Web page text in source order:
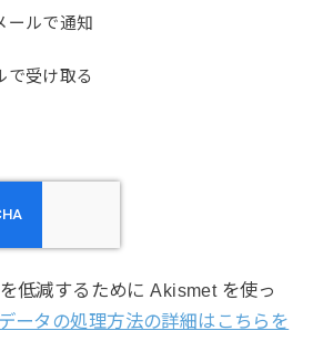
ールで通知
で受け取る
低減するために Akismet を使っ
ータの処理方法の詳細はこちらを